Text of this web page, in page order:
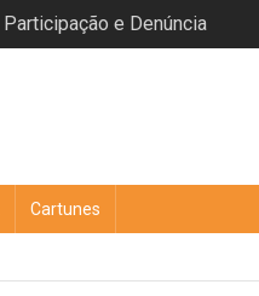
Participação e Denúncia
Cartunes